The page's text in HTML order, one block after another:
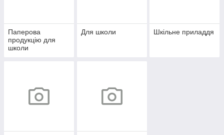
Паперова
продукцію для
школи
Для школи Шкільне приладдя